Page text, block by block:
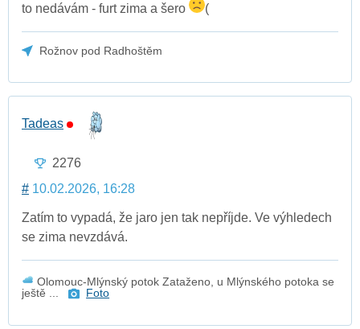
to nedávám - furt zima a šero
(
Rožnov pod Radhoštěm
Tadeas
2276
# 10.02.2026, 16:28
Zatím to vypadá, že jaro jen tak nepříjde. Ve výhledech
se zima nevzdává.
Olomouc-Mlýnský potok Zataženo, u Mlýnského potoka se
ještě ...
Foto